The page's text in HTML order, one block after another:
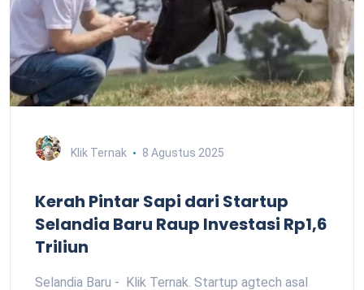
Klik Ternak 8 Agustus 2025
Kerah Pintar Sapi dari Startup
Selandia Baru Raup Investasi Rp1,6
Triliun
Selandia Baru - Klik Ternak. Startup agtech asal